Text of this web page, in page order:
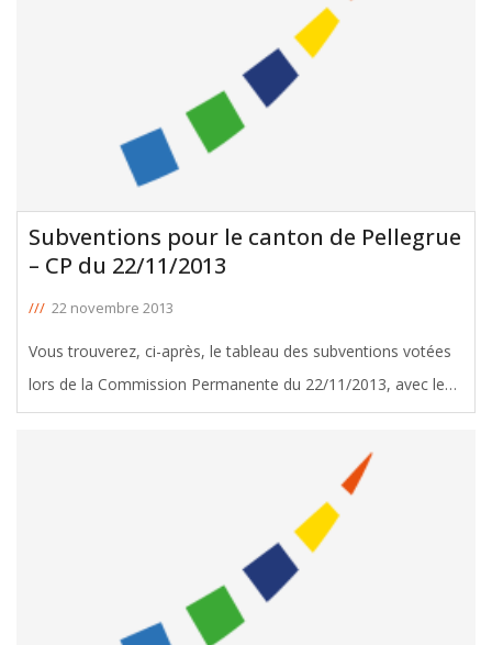
Subventions pour le canton de Pellegrue
– CP du 22/11/2013
/// 22 novembre 2013
Vous trouverez, ci-après, le tableau des subventions votées
lors de la Commission Permanente du 22/11/2013, avec le
soutien de José Bluteau, Conseiller Général de Pellegrue.